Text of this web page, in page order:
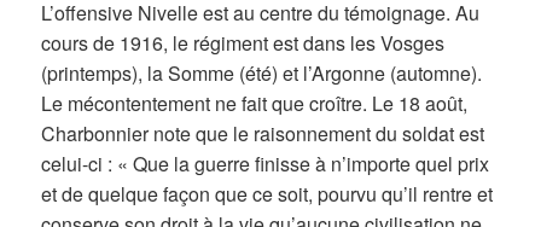
L’offensive Nivelle est au centre du témoignage. Au
cours de 1916, le régiment est dans les Vosges
(printemps), la Somme (été) et l’Argonne (automne).
Le mécontentement ne fait que croître. Le 18 août,
Charbonnier note que le raisonnement du soldat est
celui-ci : « Que la guerre finisse à n’importe quel prix
et de quelque façon que ce soit, pourvu qu’il rentre et